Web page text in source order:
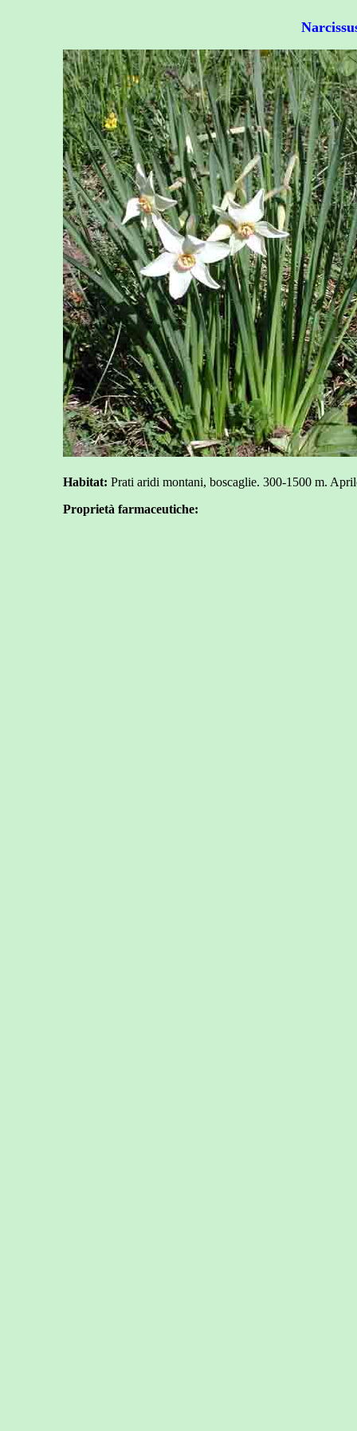
Habitat: Prati aridi montani, boscaglie. 300-1500 m.
Proprietà farmaceutiche: